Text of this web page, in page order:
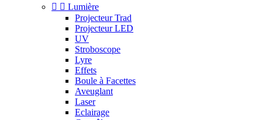
  Lumière
Projecteur Trad
Projecteur LED
UV
Stroboscope
Lyre
Effets
Boule à Facettes
Aveuglant
Laser
Eclairage